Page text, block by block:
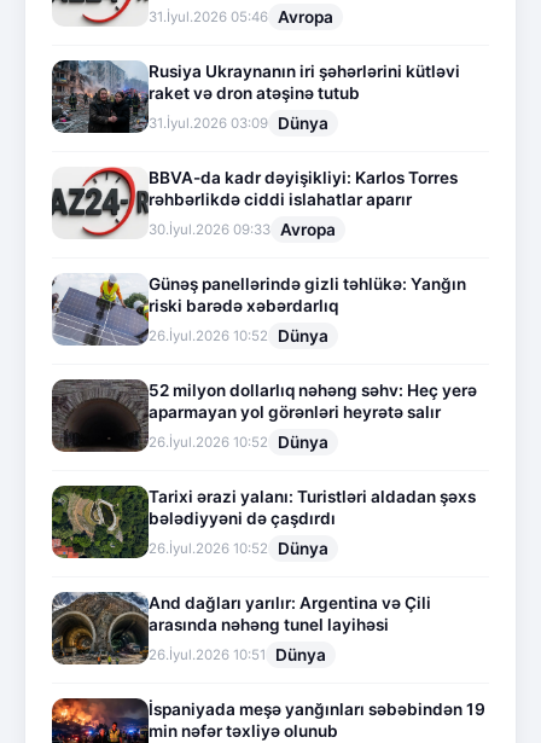
31.İyul.2026 05:46 Avropa
Rusiya Ukraynanın iri şəhərlərini kütləvi
raket və dron atəşinə tutub
31.İyul.2026 03:09 Dünya
BBVA-da kadr dəyişikliyi: Karlos Torres
rəhbərlikdə ciddi islahatlar aparır
30.İyul.2026 09:33 Avropa
Günəş panellərində gizli təhlükə: Yanğın
riski barədə xəbərdarlıq
26.İyul.2026 10:52 Dünya
52 milyon dollarlıq nəhəng səhv: Heç yerə
aparmayan yol görənləri heyrətə salır
26.İyul.2026 10:52 Dünya
Tarixi ərazi yalanı: Turistləri aldadan şəxs
bələdiyyəni də çaşdırdı
26.İyul.2026 10:52 Dünya
And dağları yarılır: Argentina və Çili
arasında nəhəng tunel layihəsi
26.İyul.2026 10:51 Dünya
İspaniyada meşə yanğınları səbəbindən 19
min nəfər təxliyə olunub